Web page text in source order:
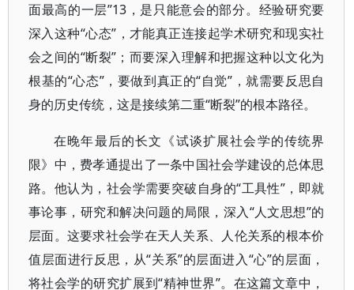
面最高的一层”13，是只能意会的部分。经验研究要
深入这种“心态”，才能真正连接起学术研究和现实社
会之间的“断裂”；而要深入理解和把握这种以文化为
根基的“心态”，要做到真正的“自觉”，就需要反思自
身的历史传统，这是接续第二重“断裂”的根本路径。
在晚年最后的长文《试谈扩展社会学的传统界
限》中，费孝通提出了一条中国社会学建设的总体思
路。他认为，社会学需要突破自身的“工具性”，即就
事论事，研究和解决问题的局限，深入“人文思想”的
层面。这要求社会学在天人关系、人伦关系的根本价
值层面进行反思，从“关系”的层面进入“心”的层面，
将社会学的研究扩展到“精神世界”。在这篇文章中，